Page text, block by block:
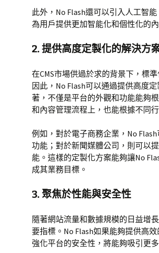
此外，No Flash還可以引入人工智
為用戶提供更加智能化和個性化的
2. 提供高度定製化的解決方
在CMS市場供過於求的背景下，標
因此，No Flash可以通過提供高度
著，不僅是平台的外觀和功能能夠
和內容管理流程上，也能根據不同
例如，對於電子商務企業，No
功能；對於新聞媒體公司，則可以
能。這樣的定製化方案能夠讓No
成其業務目標。
3. 聚焦於性能與安全性
隨著網站流量和數據規模的日益增
要指標。No Flash如果能夠提供高
強化平台的安全性，將能夠吸引更